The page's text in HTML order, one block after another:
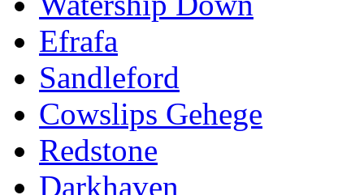
Efrafa
Sandleford
Cowslips Gehege
Redstone
Darkhaven